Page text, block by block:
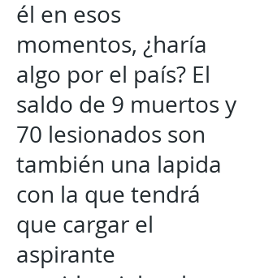
él en esos
momentos, ¿haría
algo por el país? El
saldo de 9 muertos y
70 lesionados son
también una lapida
con la que tendrá
que cargar el
aspirante